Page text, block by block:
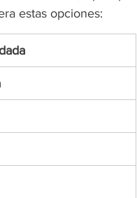
estas opciones: